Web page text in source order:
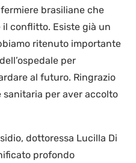
brasiliane che
conflitto. Esiste già un
ritenuto importante
per
al futuro. Ringrazio
per aver accolto
dottoressa Lucilla Di
profondo